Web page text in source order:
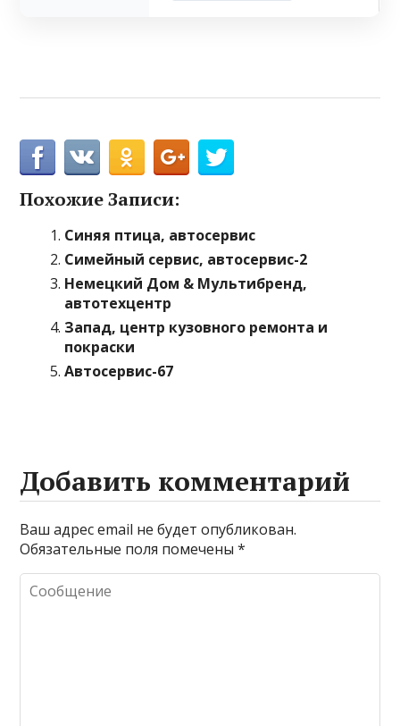
Похожие Записи:
Синяя птица, автосервис
Симейный сервис, автосервис-2
Немецкий Дом & Мультибренд,
автотехцентр
Запад, центр кузовного ремонта и
покраски
Автосервис-67
Добавить комментарий
Ваш адрес email не будет опубликован.
Обязательные поля помечены*